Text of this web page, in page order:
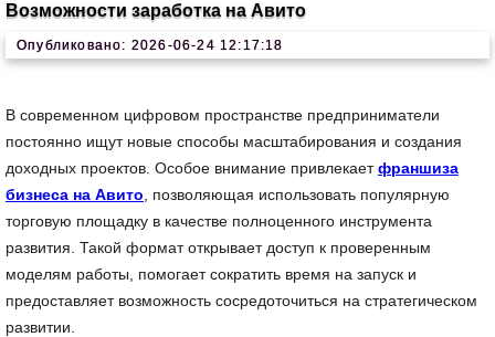
Возможности заработка на Авито
Опубликовано: 2026-06-24 12:17:18
В современном цифровом пространстве предприниматели
постоянно ищут новые способы масштабирования и создания
доходных проектов. Особое внимание привлекаетфраншиза
бизнеса на Авито , позволяющая использовать популярную
торговую площадку в качестве полноценного инструмента
развития. Такой формат открывает доступ к проверенным
моделям работы, помогает сократить время на запуск и
предоставляет возможность сосредоточиться на стратегическом
развитии.